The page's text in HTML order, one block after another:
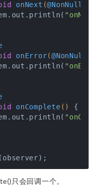
onNext (@NonNull
onError(@NonNull
onComplete ()
{
只会回调一个。